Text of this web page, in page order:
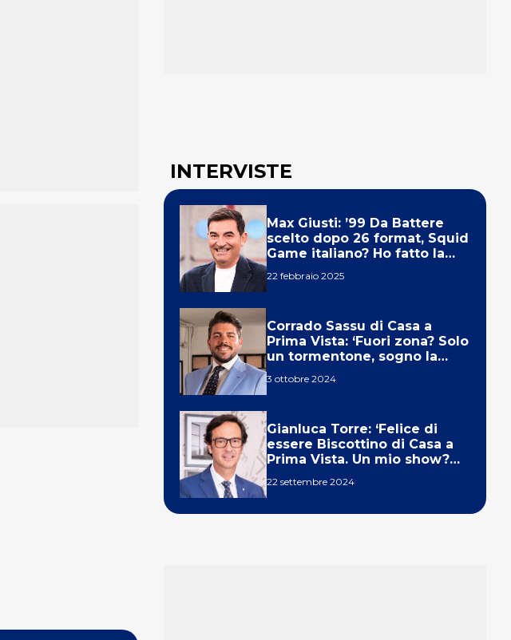
INTERVISTE
Max Giusti: ’99 Da Battere
scelto dopo 26 format, Squid
Game italiano? Ho fatto la
22 febbraio 2025
Corrado Sassu di Casa a
Prima Vista: ‘Fuori zona? Solo
un tormentone, sogno la
3 ottobre 2024
Gianluca Torre: ‘Felice di
essere Biscottino di Casa a
Prima Vista. Un mio show?
22 settembre 2024